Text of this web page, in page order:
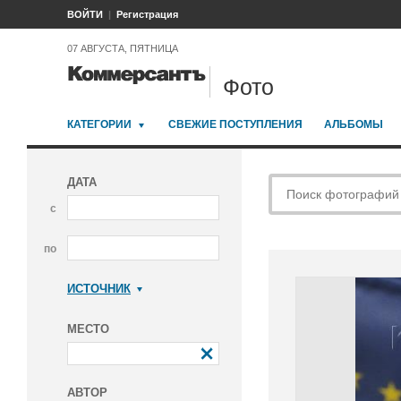
ВОЙТИ Регистрация
07 АВГУСТА, ПЯТНИЦА
Фото
КАТЕГОРИИ СВЕЖИЕ ПОСТУПЛЕНИЯ АЛЬБОМЫ
ДАТА
с
по
ИСТОЧНИК
МЕСТО
АВТОР